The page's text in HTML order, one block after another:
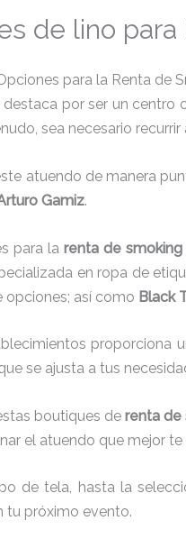
de lino
para la Renta de
por ser un centro
sea necesario recurrir
atuendo de manera
Gamiz.
para la renta de
en ropa de
así como Black
proporciona
se ajusta a tus
boutiques de renta de
el atuendo que mejor te
de tela, hasta la
tu próximo evento.